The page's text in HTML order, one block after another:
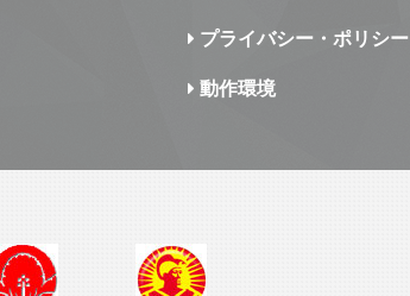
プライバシー・ポリシー
動作環境